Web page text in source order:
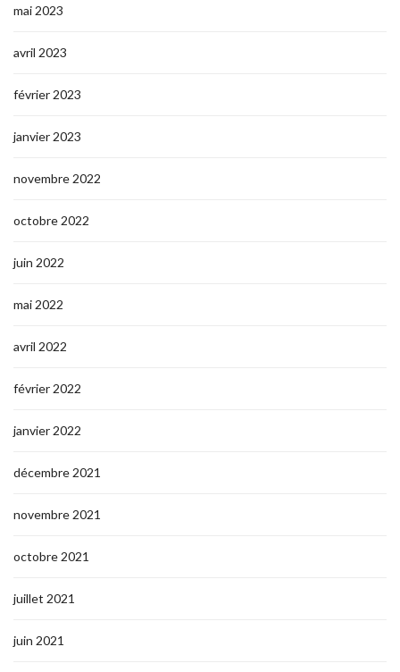
mai 2023
avril 2023
février 2023
janvier 2023
novembre 2022
octobre 2022
juin 2022
mai 2022
avril 2022
février 2022
janvier 2022
décembre 2021
novembre 2021
octobre 2021
juillet 2021
juin 2021